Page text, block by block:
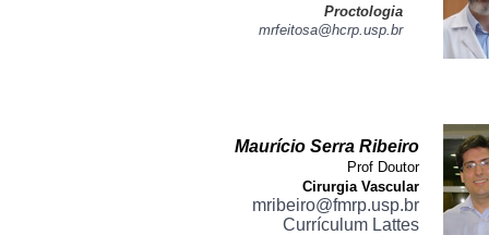
Proctologia
mrfeitosa@hcrp.usp.br
Maurício Serra Ribeiro
Prof Doutor
Cirurgia Vascular
mribeiro@fmrp.usp.br
Currículum Lattes